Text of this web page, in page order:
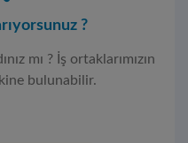
?
mı ? İş ortaklarımızın
bulunabilir.